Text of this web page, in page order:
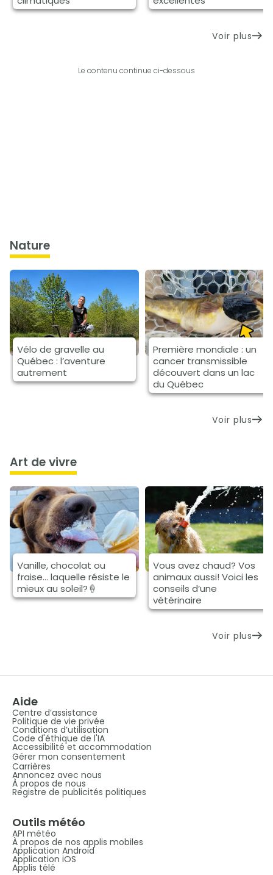
Voir plus
Le contenu continue ci-dessous
nature
Vélo de gravelle au
Québec : l’aventure
autrement
Première mondiale : un
cancer transmissible
découvert dans un lac
du Québec
Voir plus
art de vivre
Vanille, chocolat ou
fraise… laquelle résiste le
mieux au soleil?🍦
Vous avez chaud? Vos
animaux aussi! Voici les
conseils d’une
vétérinaire
Voir plus
Aide
Centre d’assistance
Politique de vie privée
Conditions d’utilisation
Code d'éthique de l'IA
Accessibilité et accommodation
Gérer mon consentement
Carrières
Annoncez avec nous
À propos de nous
Registre de publicités politiques
Outils météo
API météo
À propos de nos applis mobiles
Application Android
Application iOS
Applis télé